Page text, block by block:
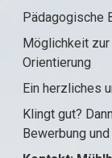
Pädagogische
Möglichkeit
Orientierung
Ein herzliches
Klingt gut?
Bewerbung